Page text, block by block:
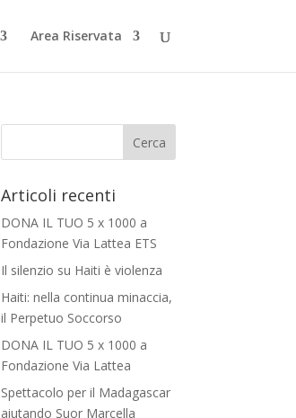
Area Riservata
Articoli recenti
DONA IL TUO 5 x 1000 a
Fondazione Via Lattea ETS
Il silenzio su Haiti è violenza
Haiti: nella continua minaccia,
il Perpetuo Soccorso
DONA IL TUO 5 x 1000 a
Fondazione Via Lattea
Spettacolo per il Madagascar
aiutando Suor Marcella